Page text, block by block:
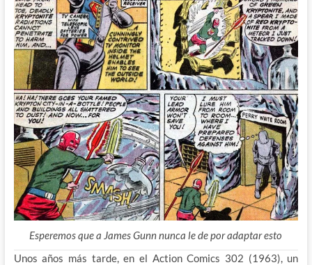
Esperemos que a James Gunn nunca le de por adaptar esto
Unos años más tarde, en el Action Comics 302 (1963), un